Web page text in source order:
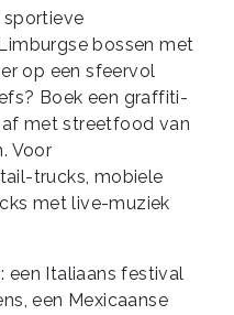
sportieve
bossen met
op een sfeervol
Boek een graffiti-
met streetfood van
Voor
trucks, mobiele
met live-muziek
een Italiaans festival
een Mexicaanse